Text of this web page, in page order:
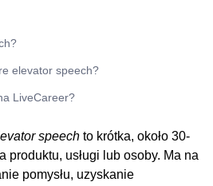
elevator speech?
LiveCareer?
speech to krótka, około 30-
produktu, usługi lub osoby. Ma na
pomysłu, uzyskanie